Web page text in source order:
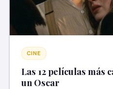
CINE
Las 12 películas más
un Oscar